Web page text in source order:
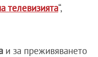
телевизията“,
и за преживяването